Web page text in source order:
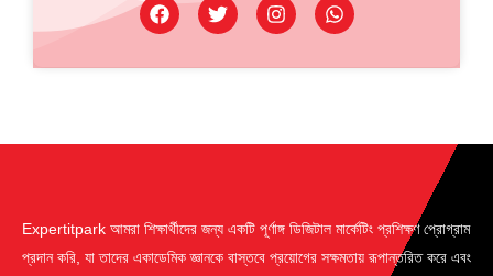
Expertitpark আমরা শিক্ষার্থীদের জন্য একটি পূর্ণাঙ্গ ডিজিটাল মার্কেটিং প্রশিক্ষণ প্রোগ্রাম
প্রদান করি, যা তাদের একাডেমিক জ্ঞানকে বাস্তবে প্রয়োগের সক্ষমতায় রূপান্তরিত করে এবং